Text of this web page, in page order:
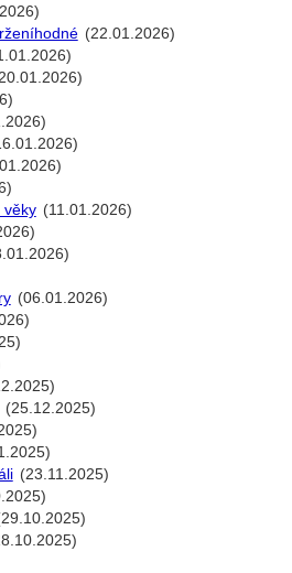
(22.01.2026)
věky (11.01.2026)
(06.01.2026)
(25.12.2025)
(23.11.2025)